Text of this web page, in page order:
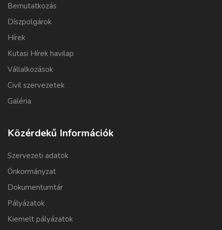
Bemutatkozás
Díszpolgárok
Hírek
Kutasi Hírek havilap
Vállalkozások
Civil szervezetek
Galéria
Közérdekű Információk
Szervezeti adatok
Önkormányzat
Dokumentumtár
Pályázatok
Kiemelt pályázatok